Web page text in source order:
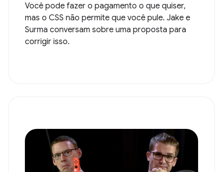
Você pode fazer o pagamento o que quiser,
mas o CSS não permite que você pule. Jake e
Surma conversam sobre uma proposta para
corrigir isso.